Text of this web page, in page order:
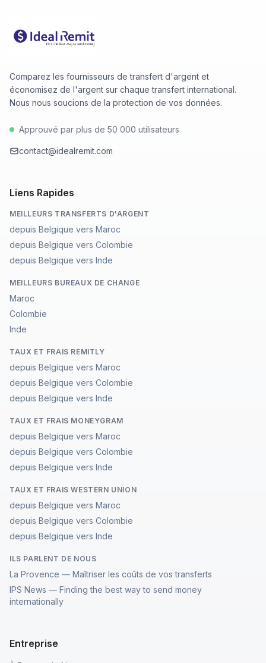
Comparez les fournisseurs de transfert d'argent et
économisez de l'argent sur chaque transfert international.
Nous nous soucions de la protection de vos données.
Approuvé par plus de 50 000 utilisateurs
contact@idealremit.com
Liens Rapides
MEILLEURS TRANSFERTS D'ARGENT
depuis Belgique vers Maroc
depuis Belgique vers Colombie
depuis Belgique vers Inde
MEILLEURS BUREAUX DE CHANGE
Maroc
Colombie
Inde
TAUX ET FRAIS REMITLY
depuis Belgique vers Maroc
depuis Belgique vers Colombie
depuis Belgique vers Inde
TAUX ET FRAIS MONEYGRAM
depuis Belgique vers Maroc
depuis Belgique vers Colombie
depuis Belgique vers Inde
TAUX ET FRAIS WESTERN UNION
depuis Belgique vers Maroc
depuis Belgique vers Colombie
depuis Belgique vers Inde
ILS PARLENT DE NOUS
La Provence — Maîtriser les coûts de vos transferts
IPS News — Finding the best way to send money
internationally
Entreprise